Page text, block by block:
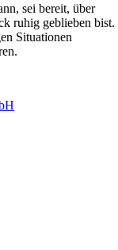
sei bereit, über
ruhig geblieben bist.
Situationen